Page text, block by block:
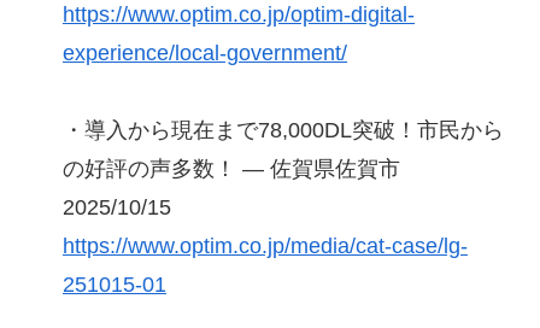
https://www.optim.co.jp/optim-digital-
experience/local-government/
・導入から現在まで78,000DL突破！市民から
の好評の声多数！ ― 佐賀県佐賀市
2025/10/15
https://www.optim.co.jp/media/cat-case/lg-
251015-01